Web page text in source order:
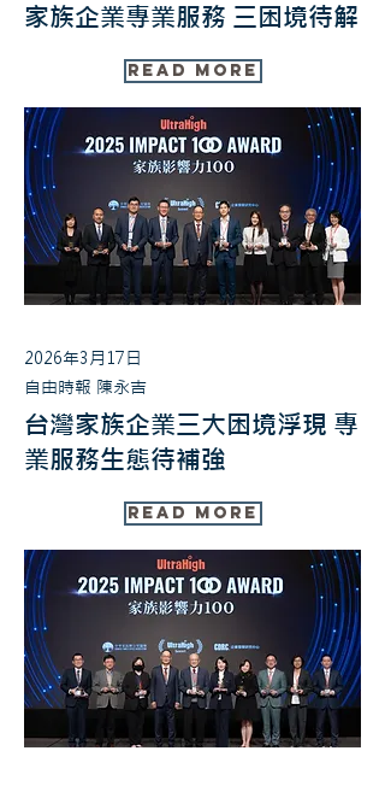
家族企業專業服務 三困境待解
Read More
2026年3月17日
自由時報 陳永吉
台灣家族企業三大困境浮現 專
業服務生態待補強
Read More